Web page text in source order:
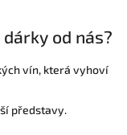
od nás?
vín, která vyhoví
představy.